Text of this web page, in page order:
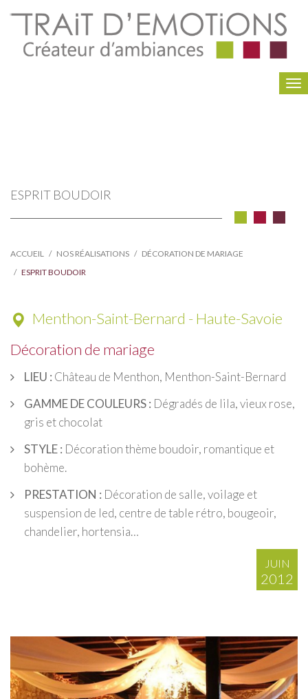
ESPRIT BOUDOIR
ACCUEIL NOS RÉALISATIONS
DÉCORATION DE MARIAGE
ESPRIT BOUDOIR
Menthon-Saint-Bernard - Haute-Savoie
Décoration de mariage
LIEU : Château de Menthon, Menthon-Saint-Bernard
GAMME DE COULEURS : Dégradés de lila, vieux rose,
gris et chocolat
STYLE : Décoration thème boudoir, romantique et
bohème.
PRESTATION : Décoration de salle, voilage et
suspension de led, centre de table rétro, bougeoir,
chandelier, hortensia…
JUIN
2012